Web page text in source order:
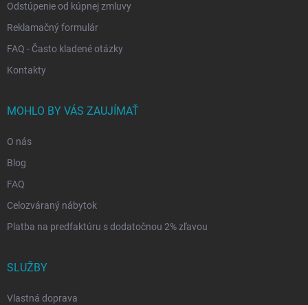
Odstúpenie od kúpnej zmluvy
Reklamačný formulár
FAQ - Často kladené otázky
Kontakty
MOHLO BY VÁS ZAUJÍMAŤ
O nás
Blog
FAQ
Celozváraný nábytok
Platba na predfaktúru s dodatočnou 2% zľavou
SLUŽBY
Vlastná doprava